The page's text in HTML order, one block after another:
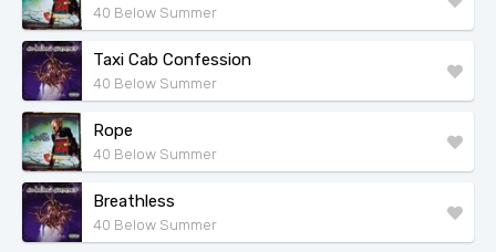
40 Below Summer
Taxi Cab Confession
40 Below Summer
Rope
40 Below Summer
Breathless
40 Below Summer